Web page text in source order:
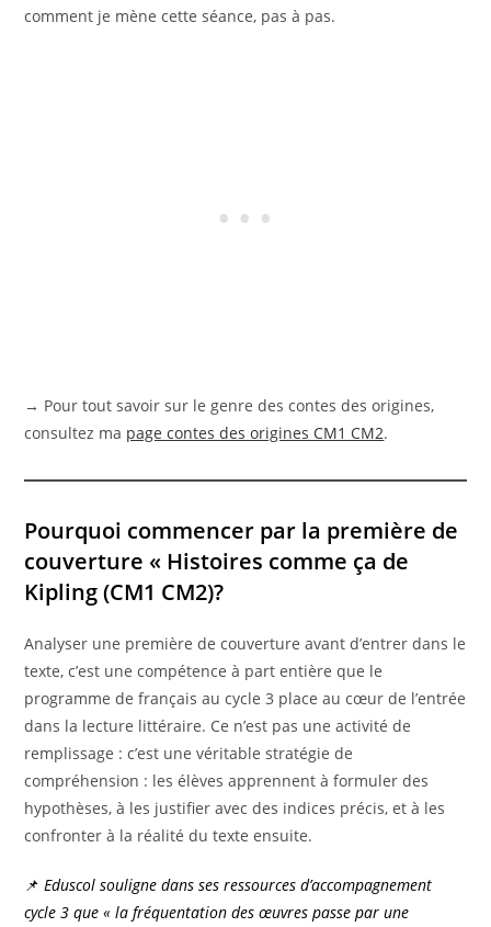
comment je mène cette séance, pas à pas.
→ Pour tout savoir sur le genre des contes des origines,
consultez ma page contes des origines CM1 CM2.
Pourquoi commencer par la première de
couverture « Histoires comme ça de
Kipling (CM1 CM2)?
Analyser une première de couverture avant d’entrer dans le
texte, c’est une compétence à part entière que le
programme de français au cycle 3 place au cœur de l’entrée
dans la lecture littéraire. Ce n’est pas une activité de
remplissage : c’est une véritable stratégie de
compréhension : les élèves apprennent à formuler des
hypothèses, à les justifier avec des indices précis, et à les
confronter à la réalité du texte ensuite.
📌Eduscol souligne dans ses ressources d’accompagnement
cycle 3 que « la fréquentation des œuvres passe par une